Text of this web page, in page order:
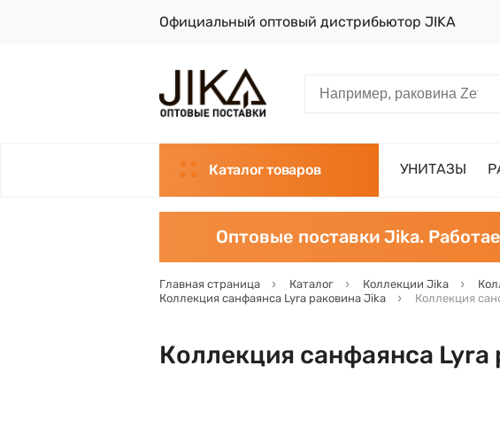
Официальный оптовый дистрибьютор JIKA
Каталог товаров УНИТАЗЫ
Оптовые поставки Jika.
Главная страница Каталог Коллекции Jika
Коллекция санфаянса Lyra раковина Jika
Коллекция
Коллекция санфаянса Lyra